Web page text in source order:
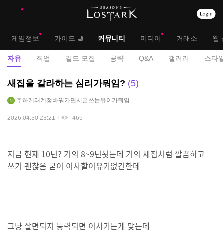
대
메
뉴
게임정보 가이드 커뮤니티 미디어 거래소 웹
서
자유 직업 길드 모집 공략 Q&A 갤러리 스타
자
게
새집을 갈라하는 심리가뭐임? 5
추하게왜계정바꿔가면서글쓰는유이가뭐임
2026.04.30 23:21 465
지금 현재 10년? 거의 8~9년됫는데 거의 새집처럼 깔끔하고
쓰기 괜찮음 굳이 이사할이유가없긴한데
그냥 살면되지 능력되면 이사가는게 맞는데